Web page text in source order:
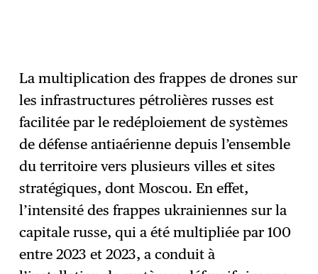
La multiplication des frappes de drones sur
les infrastructures pétrolières russes est
facilitée par le redéploiement de systèmes
de défense antiaérienne depuis l’ensemble
du territoire vers plusieurs villes et sites
stratégiques, dont Moscou. En effet,
l’intensité des frappes ukrainiennes sur la
capitale russe, qui a été multipliée par 100
entre 2023 et 2023, a conduit à